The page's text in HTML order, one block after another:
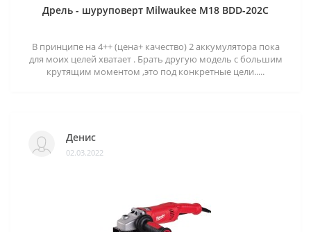
Дрель - шуруповерт Milwaukee M18 BDD-202C
В принципе на 4++ (цена+ качество) 2 аккумулятора пока
для моих целей хватает . Брать другую модель с большим
крутящим моментом ,это под конкретные цели.....
Денис
02.03.2022